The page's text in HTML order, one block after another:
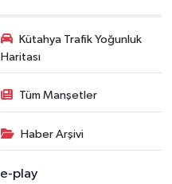
Kütahya Trafik Yoğunluk
Haritası
Tüm Manşetler
Haber Arşivi